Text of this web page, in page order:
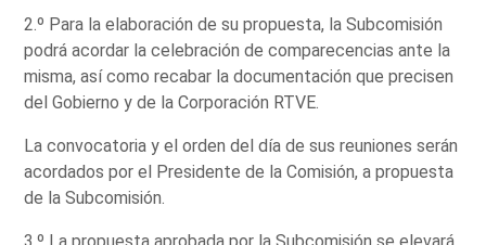
2.º Para la elaboración de su propuesta, la Subcomisión
podrá acordar la celebración de comparecencias ante la
misma, así como recabar la documentación que precisen
del Gobierno y de la Corporación RTVE.
La convocatoria y el orden del día de sus reuniones serán
acordados por el Presidente de la Comisión, a propuesta
de la Subcomisión.
3.º La propuesta aprobada por la Subcomisión se elevará